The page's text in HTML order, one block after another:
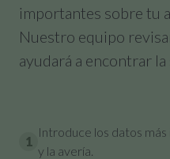
importantes sobre tu
Nuestro equipo
ayudará a encontrar
1
Introduce los datos
y la avería.